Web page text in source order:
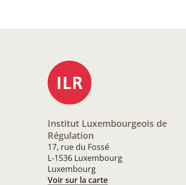
Institut Luxembourgeois de
Régulation
17, rue du Fossé
L-1536 Luxembourg
Luxembourg
Voir sur la carte